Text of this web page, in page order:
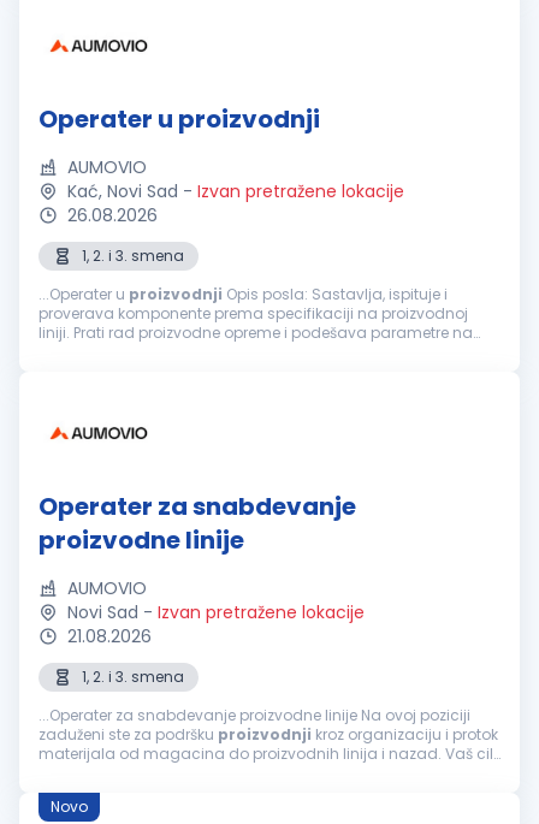
Operater u proizvodnji
AUMOVIO
Kać, Novi Sad - Izvan pretražene lokacije
26.08.2026
1, 2. i 3. smena
...Operater u proizvodnji
proverava komponente prema specifikaciji na proizvodnoj
liniji. Prati rad proizvodne opreme i podešava parametre na
Operater za snabdevanje
proizvodne linije
AUMOVIO
Novi Sad - Izvan pretražene lokacije
21.08.2026
1, 2. i 3. smena
...Operater za snabdevanje proizvodne linije Na ovoj poziciji
zaduženi ste za podršku proizvodnji kroz organizaciju i protok
materijala od magacina do proizvodnih linija i nazad. Vaš cilj
Novo